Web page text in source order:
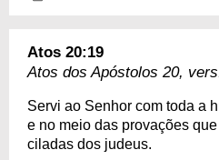
Atos 20:19
Atos dos Apóstolos 20,
Servi ao Senhor com toda a
e no meio das provações
ciladas dos judeus.